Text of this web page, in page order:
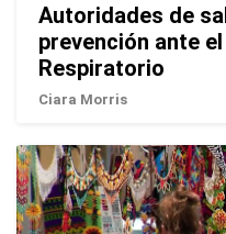
Autoridades de
prevención ante
Respiratorio
Ciara Morris